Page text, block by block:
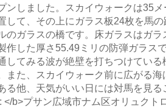
ンしました。スカイウォークは35
して、その上にガラス板24枚を馬
のガラスの橋です。床ガラスはガ
作した厚さ55.49ミリの防弾ガラス
してみる波が絶壁を打ちつけてい
また、スカイウォーク前に広がる
る他、天気がいい日には対馬を見
</b>プサン広域市ナム区オリュクト